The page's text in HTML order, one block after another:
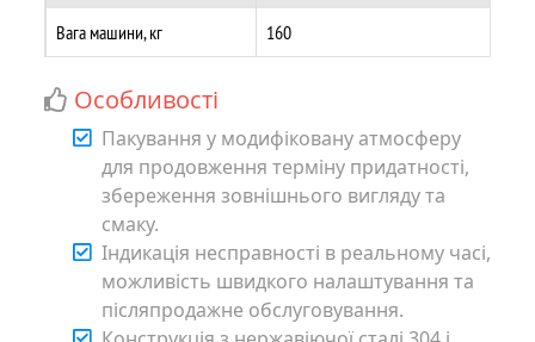
Вага машини, кг 160
Особливості
Пакування у модифіковану атмосферу
для продовження терміну придатності,
збереження зовнішнього вигляду та
смаку.
Індикація несправності в реальному часі,
можливість швидкого налаштування та
післяпродажне обслуговування.